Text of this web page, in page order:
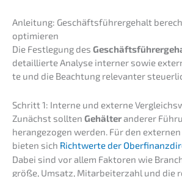
Anlei­tung: Geschäfts­füh­rer­ge­halt
optimieren
Die Festle­gung des
detail­lier­te Analy­se inter­ner sowie
te und die Beach­tung relevan­ter
Schritt 1: Inter­ne und exter­ne
Zunächst sollten Gehäl­teranderer
heran­ge­zo­gen werden. Für den exter­nen
bieten sich Richt­wer­te der
Dabei sind vor allem Fakto­ren wie
grö­ße, Umsatz, Mitar­bei­ter­zahl und die